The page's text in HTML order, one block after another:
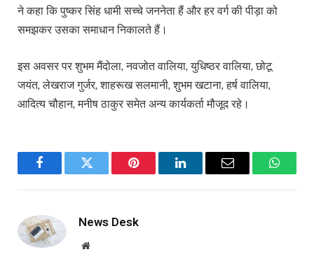
ने कहा कि पुष्कर सिंह धामी सच्चे जननेता हैं और हर वर्ग की पीड़ा को
समझकर उसका समाधान निकालते हैं।
इस अवसर पर शुभम मैंदोला, नवजोत वालिया, युधिष्ठर वालिया, छोटू
जयंत, लेखराज गुर्जर, शाहरूख सलमानी, शुभम खटाना, हर्ष वालिया,
आदित्य चौहान, मनीष ठाकुर समेत अन्य कार्यकर्ता मौजूद रहे।
FacebookTwitter Pinterest LinkedInEmail
News Desk
Website